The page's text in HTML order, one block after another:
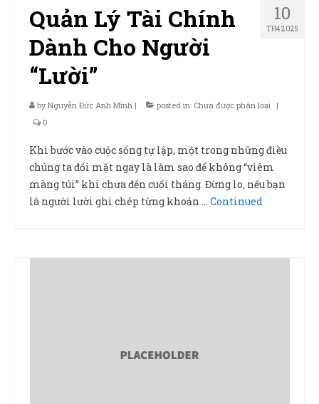
10
TH4 2025
Quản Lý Tài Chính
Dành Cho Người
“Lười”
byNguyễn Đức Anh Minh | posted in: Chưa được phân loại
|
0
Khi bước vào cuộc sống tự lập, một trong những điều
chúng ta đối mặt ngay là làm sao để không “viêm
màng túi” khi chưa đến cuối tháng. Đừng lo, nếu bạn
là người lười ghi chép từng khoản … Continued